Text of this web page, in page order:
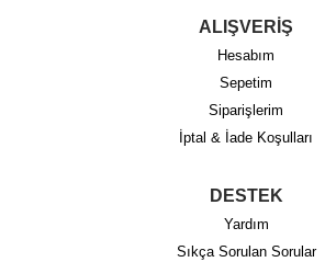
ALIŞVERİŞ
Hesabım
Sepetim
Siparişlerim
İptal & İade Koşulları
DESTEK
Yardım
Sıkça Sorulan Sorular